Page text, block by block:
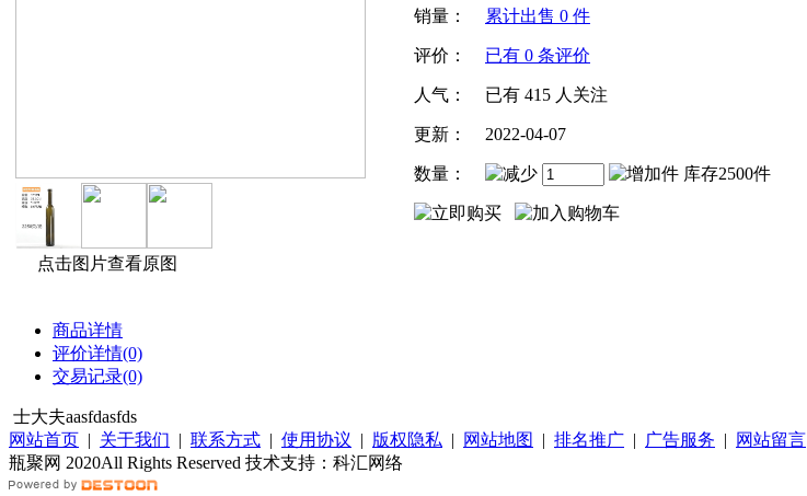
点击图片查看原图
销量： 累计出售 0 件
评价： 已有 0 条评价
人气： 已有 415 人关注
更新： 2022-04-07
数量： 件 库存2500件
商品详情
评价详情(0)
交易记录(0)
士大夫aasfdasfds
网站首页 | 关于我们 | 联系方式 | 使用协议 | 版权隐私 | 网站地图 | 排名推广 | 广告服务 | 网站留言
瓶聚网 2020All Rights Reserved 技术支持：科汇网络